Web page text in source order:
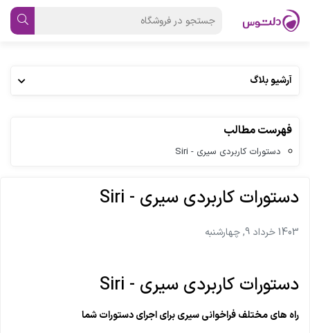
آرشیو بلاگ
فهرست مطالب
دستورات کاربردی سیری - Siri
دستورات کاربردی سیری - Siri
1403 خرداد 9, چهارشنبه
دستورات کاربردی سیری - Siri
راه های مختلف فراخوانی سیری برای اجرای دستورات شما